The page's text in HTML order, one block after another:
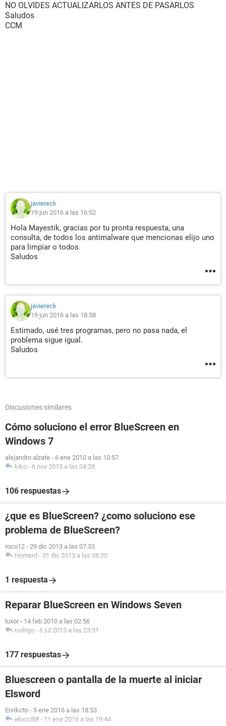
NO OLVIDES ACTUALIZARLOS ANTES DE PASARLOS
Saludos
CCM
javiereck
19 jun 2016 a las 16:52
Hola Mayestik, gracias por tu pronta respuesta, una
consulta, de todos los antimalware que mencionas elijo uno
para limpiar o todos.
Saludos
javiereck
19 jun 2016 a las 18:58
Estimado, usé tres programas, pero no pasa nada, el
problema sigue igual.
Saludos
Discusiones similares
Cómo soluciono el error BlueScreen en
Windows 7
alejandro alzate - 6 ene 2010 a las 10:57
kiko - 6 nov 2013 a las 04:28
106 respuestas
¿que es BlueScreen? ¿como soluciono ese
problema de BlueScreen?
roco12 - 29 dic 2013 a las 07:33
Homerd - 31 dic 2013 a las 08:20
1 respuesta
Reparar BlueScreen en Windows Seven
luxor - 14 feb 2010 a las 02:56
rodrigo - 6 jul 2013 a las 23:31
177 respuestas
Bluescreen o pantalla de la muerte al iniciar
Elsword
Enrikcto - 5 ene 2016 a las 18:53
elucci88 - 11 ene 2016 a las 19:44